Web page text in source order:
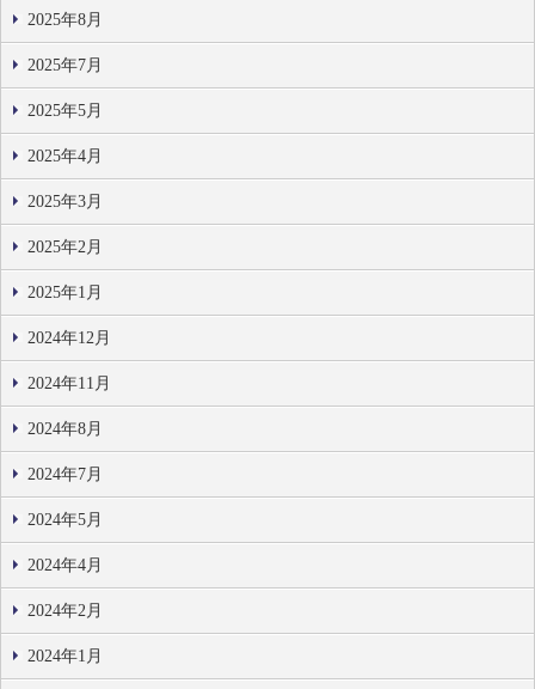
2025年8月
2025年7月
2025年5月
2025年4月
2025年3月
2025年2月
2025年1月
2024年12月
2024年11月
2024年8月
2024年7月
2024年5月
2024年4月
2024年2月
2024年1月